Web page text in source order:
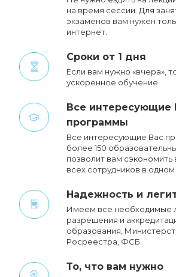
на время сессии. Для
экзаменов вам нужен
интернет.
Сроки от 1 дня
Если вам нужно «вчера»,
ускоренное обучение.
Все интересующие
программы
Все интересующие Вас
более 150
позволит вам сэкономить
всех сотрудников в одном
Надежность и
Имеем все необходимые
разрешения и
образования,
Росреестра, ФСБ.
То, что вам нужно